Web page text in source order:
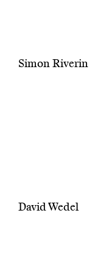
Simon Riverin
David Wedel